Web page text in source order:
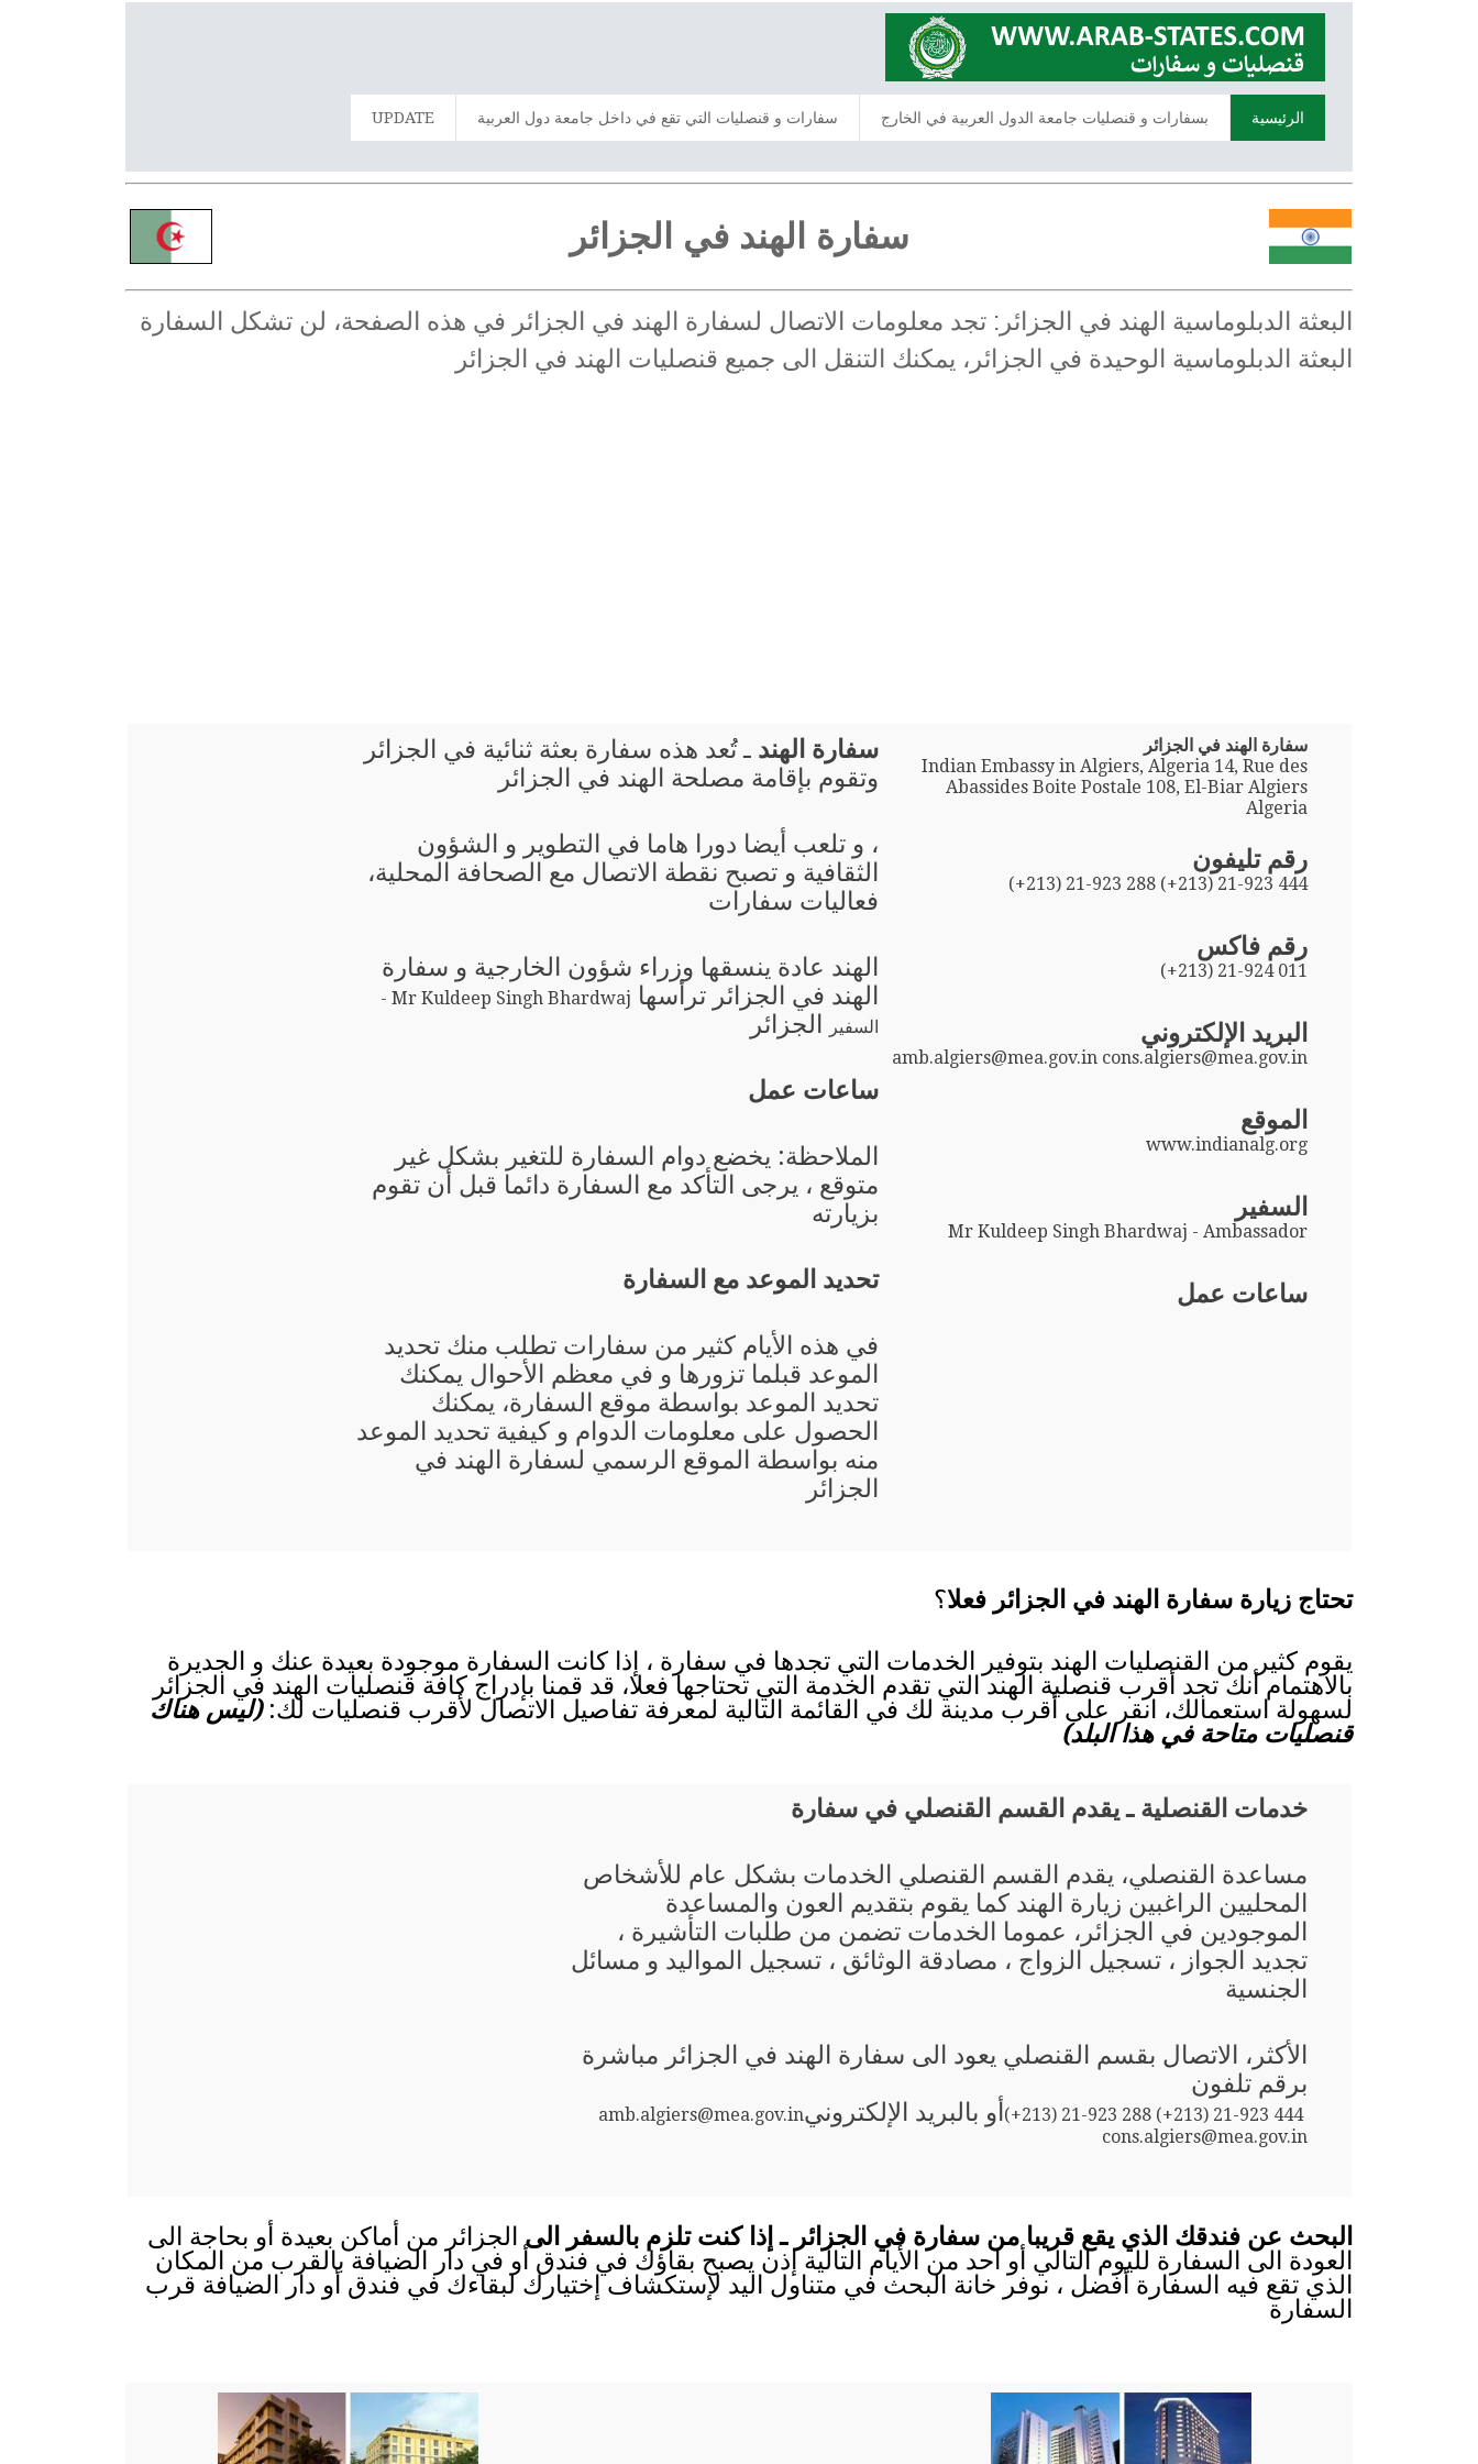
الرئيسية بسفارات و قنصليات جامعة الدول العربية في الخارج سفارات و قنصليات التي تقع في داخل جامعة دول العربية UPDATE
سفارة الهند في الجزائر
البعثة الدبلوماسية الهند في الجزائر: تجد معلومات الاتصال لسفارة الهند في الجزائر في هذه الصفحة، لن تشكل السفارة
البعثة الدبلوماسية الوحيدة في الجزائر، يمكنك التنقل الى جميع قنصليات الهند في الجزائر
سفارة الهند في الجزائر
Indian Embassy in Algiers, Algeria 14, Rue des
Abassides Boite Postale 108, El-Biar Algiers
Algeria
رقم تليفون
(+213) 21-923 288 (+213) 21-923 444
رقم فاكس
(+213) 21-924 011
البريد الإلكتروني
amb.algiers@mea.gov.in cons.algiers@mea.gov.in
الموقع
www.indianalg.org
السفير
Mr Kuldeep Singh Bhardwaj - Ambassador
ساعات عمل
سفارة الهند ـ تُعد هذه سفارة بعثة ثنائية في الجزائر
وتقوم بإقامة مصلحة الهند في الجزائر
، و تلعب أيضا دورا هاما في التطوير و الشؤون
الثقافية و تصبح نقطة الاتصال مع الصحافة المحلية،
فعاليات سفارات
الهند عادة ينسقها وزراء شؤون الخارجية و سفارة
الهند في الجزائر ترأسها
Mr Kuldeep Singh Bhardwaj -
السفير
الجزائر
ساعات عمل
الملاحظة: يخضع دوام السفارة للتغير بشكل غير
متوقع ، يرجى التأكد مع السفارة دائما قبل أن تقوم
بزيارته
تحديد الموعد مع السفارة
في هذه الأيام كثير من سفارات تطلب منك تحديد
الموعد قبلما تزورها و في معظم الأحوال يمكنك
تحديد الموعد بواسطة موقع السفارة، يمكنك
الحصول على معلومات الدوام و كيفية تحديد الموعد
منه بواسطة الموقع الرسمي لسفارة الهند في
الجزائر
تحتاج زيارة سفارة الهند في الجزائر فعلا؟
يقوم كثير من القنصليات الهند بتوفير الخدمات التي تجدها في سفارة ، إذا كانت السفارة موجودة بعيدة عنك و الجديرة
بالاهتمام أنك تجد أقرب قنصلية الهند التي تقدم الخدمة التي تحتاجها فعلا، قد قمنا بإدراج كافة قنصليات الهند في الجزائر
لسهولة استعمالك، انقر على أقرب مدينة لك في القائمة التالية لمعرفة تفاصيل الاتصال لأقرب قنصليات لك:(ليس هناك
قنصليات متاحة في هذا البلد)
خدمات القنصلية ـ يقدم القسم القنصلي في سفارة
مساعدة القنصلي، يقدم القسم القنصلي الخدمات بشكل عام للأشخاص
المحليين الراغبين زيارة الهند كما يقوم بتقديم العون والمساعدة
الموجودين في الجزائر، عموما الخدمات تضمن من طلبات التأشيرة ،
تجديد الجواز ، تسجيل الزواج ، مصادقة الوثائق ، تسجيل المواليد و مسائل
الجنسية
الأكثر، الاتصال بقسم القنصلي يعود الى سفارة الهند في الجزائر مباشرة
برقم تلفون
(+213) 21-923 288 (+213) 21-923 444أو بالبريد الإلكترونيamb.algiers@mea.gov.in
cons.algiers@mea.gov.in
البحث عن فندقك الذي يقع قريبا من سفارة في الجزائر ـ إذا كنت تلزم بالسفر الى الجزائر من أماكن بعيدة أو بحاجة الى
العودة الى السفارة لليوم التالي أو احد من الأيام التالية إذن يصبح بقاؤك في فندق أو في دار الضيافة بالقرب من المكان
الذي تقع فيه السفارة أفضل ، نوفر خانة البحث في متناول اليد لإستكشاف إختيارك لبقاءك في فندق أو دار الضيافة قرب
السفارة